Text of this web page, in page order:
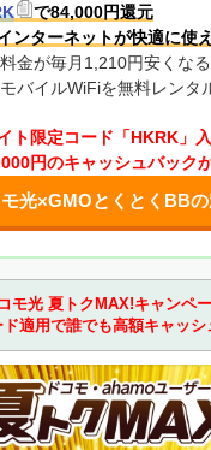
で84,000円還元
ンターネットが快適に使
金が毎月1,210円安くなる
バイルWiFiを無料レンタ
ト限定コード「HKRK」
円のキャッシュバック
モ光×GMOとくとくBBの
コモ光 夏トクMAX!キャンペー
適用で誰でも高額キャッシ